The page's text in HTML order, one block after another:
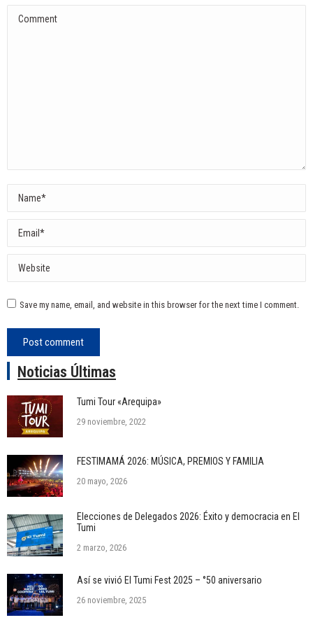
Comment
Name *
Email *
Website
Save my name, email, and website in this browser for the next time I comment.
Post comment
Noticias Últimas
Tumi Tour «Arequipa»
29 noviembre, 2022
FESTIMAMÁ 2026: MÚSICA, PREMIOS Y FAMILIA
20 mayo, 2026
Elecciones de Delegados 2026: Éxito y democracia en El
Tumi
2 marzo, 2026
Así se vivió El Tumi Fest 2025 – °50 aniversario
26 noviembre, 2025